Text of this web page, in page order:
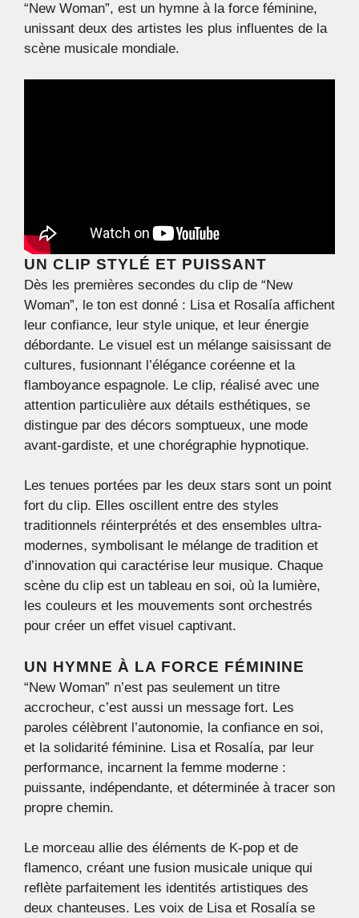
“New Woman”, est un hymne à la force féminine,
unissant deux des artistes les plus influentes de la
scène musicale mondiale.
UN CLIP STYLÉ ET PUISSANT
Dès les premières secondes du clip de “New
Woman”, le ton est donné : Lisa et Rosalía affichent
leur confiance, leur style unique, et leur énergie
débordante. Le visuel est un mélange saisissant de
cultures, fusionnant l’élégance coréenne et la
flamboyance espagnole. Le clip, réalisé avec une
attention particulière aux détails esthétiques, se
distingue par des décors somptueux, une mode
avant-gardiste, et une chorégraphie hypnotique.
Les tenues portées par les deux stars sont un point
fort du clip. Elles oscillent entre des styles
traditionnels réinterprétés et des ensembles ultra-
modernes, symbolisant le mélange de tradition et
d’innovation qui caractérise leur musique. Chaque
scène du clip est un tableau en soi, où la lumière,
les couleurs et les mouvements sont orchestrés
pour créer un effet visuel captivant.
UN HYMNE À LA FORCE FÉMININE
“New Woman” n’est pas seulement un titre
accrocheur, c’est aussi un message fort. Les
paroles célèbrent l’autonomie, la confiance en soi,
et la solidarité féminine. Lisa et Rosalía, par leur
performance, incarnent la femme moderne :
puissante, indépendante, et déterminée à tracer son
propre chemin.
Le morceau allie des éléments de K-pop et de
flamenco, créant une fusion musicale unique qui
reflète parfaitement les identités artistiques des
deux chanteuses. Les voix de Lisa et Rosalía se